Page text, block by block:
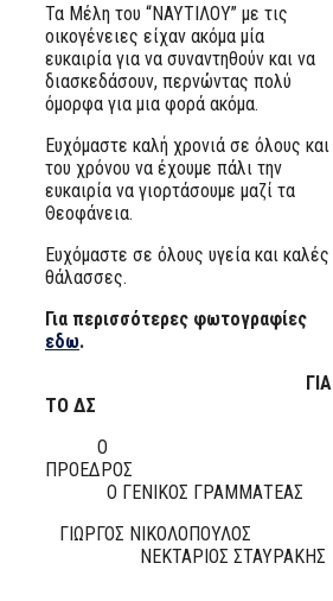
Τα Μέλη του “ΝΑΥΤΙΛΟΥ” με τις
οικογένειες είχαν ακόμα μία
ευκαιρία για να συναντηθούν και να
διασκεδάσουν, περνώντας πολύ
όμορφα για μια φορά ακόμα.
Ευχόμαστε καλή χρονιά σε όλους και
του χρόνου να έχουμε πάλι την
ευκαιρία να γιορτάσουμε μαζί τα
Θεοφάνεια.
Ευχόμαστε σε όλους υγεία και καλές
θάλασσες.
Για περισσότερες φωτογραφίες
εδω.
ΓΙΑ
ΤΟ ΔΣ
Ο
ΠΡΟΕΔΡΟΣ
Ο ΓΕΝΙΚΟΣ ΓΡΑΜΜΑΤΕΑΣ
ΓΙΩΡΓΟΣ ΝΙΚΟΛΟΠΟΥΛΟΣ
ΝΕΚΤΑΡΙΟΣ ΣΤΑΥΡΑΚΗΣ